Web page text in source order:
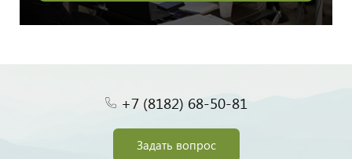
+7 (8182) 68-50-81
Задать вопрос